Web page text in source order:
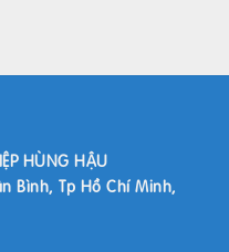
HÙNG HẬU
Bình, Tp Hồ Chí Minh,